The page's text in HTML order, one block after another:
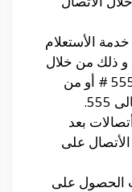
الأستعلام
و ذلك من خلال
الأتصال على الكود التالى *555 # أو من
بعد
على
الحصول على